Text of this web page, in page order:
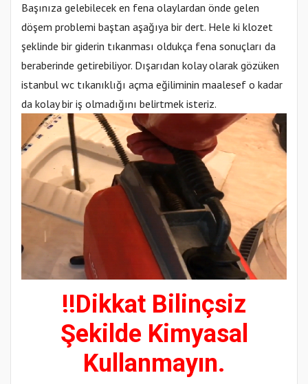
Başınıza gelebilecek en fena olaylardan önde gelen
döşem problemi baştan aşağıya bir dert. Hele ki klozet
şeklinde bir giderin tıkanması oldukça fena sonuçları da
beraberinde getirebiliyor. Dışarıdan kolay olarak gözüken
istanbul wc tıkanıklığı açma eğiliminin maalesef o kadar
da kolay bir iş olmadığını belirtmek isteriz.
!!Dikkat Bilinçsiz
Şekilde Kimyasal
Kullanmayın.